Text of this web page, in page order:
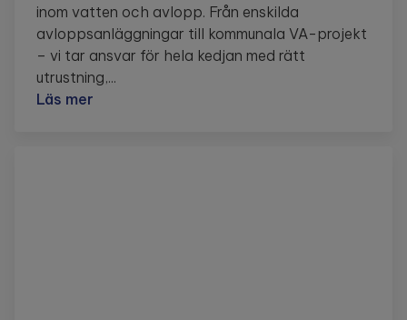
inom vatten och avlopp. Från enskilda
avloppsanläggningar till kommunala VA-projekt
– vi tar ansvar för hela kedjan med rätt
utrustning,...
Läs mer